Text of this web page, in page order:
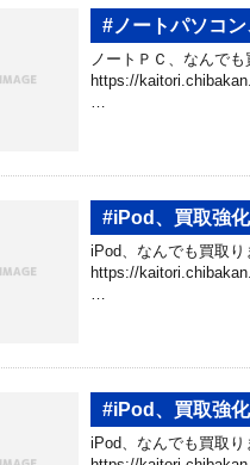
#ノートパソコン
ノートＰＣ、なんで
https://
…
#iPod、買取強化
iPod、なんでも買取
https://
…
#iPod、買取強化
iPod、なんでも買取